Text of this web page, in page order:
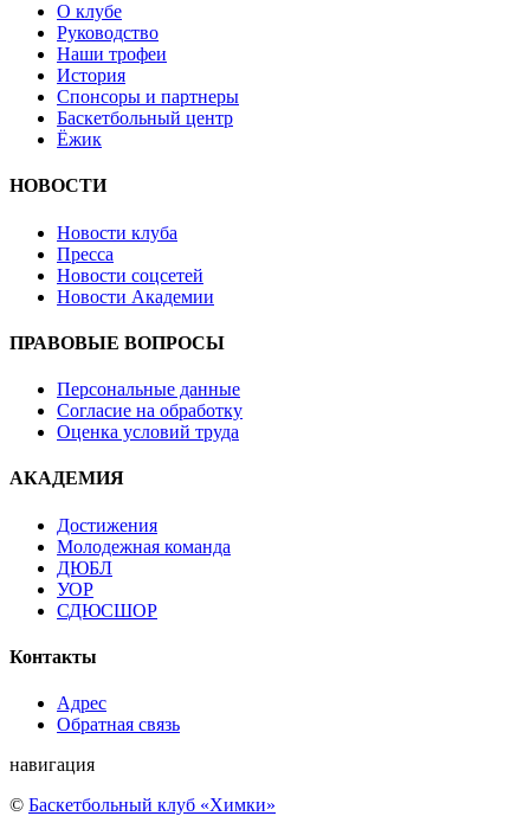
О клубе
Руководство
Наши трофеи
История
Спонсоры и партнеры
Баскетбольный центр
Ёжик
НОВОСТИ
Новости клуба
Пресса
Новости соцсетей
Новости Академии
ПРАВОВЫЕ ВОПРОСЫ
Персональные данные
Согласие на обработку
Оценка условий труда
АКАДЕМИЯ
Достижения
Молодежная команда
ДЮБЛ
УОР
СДЮСШОР
Контакты
Адрес
Обратная связь
навигация
© Баскетбольный клуб «Химки»